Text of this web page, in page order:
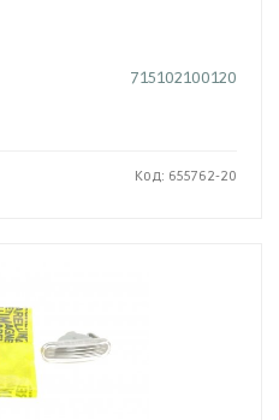
715102100120
Код: 655762-20